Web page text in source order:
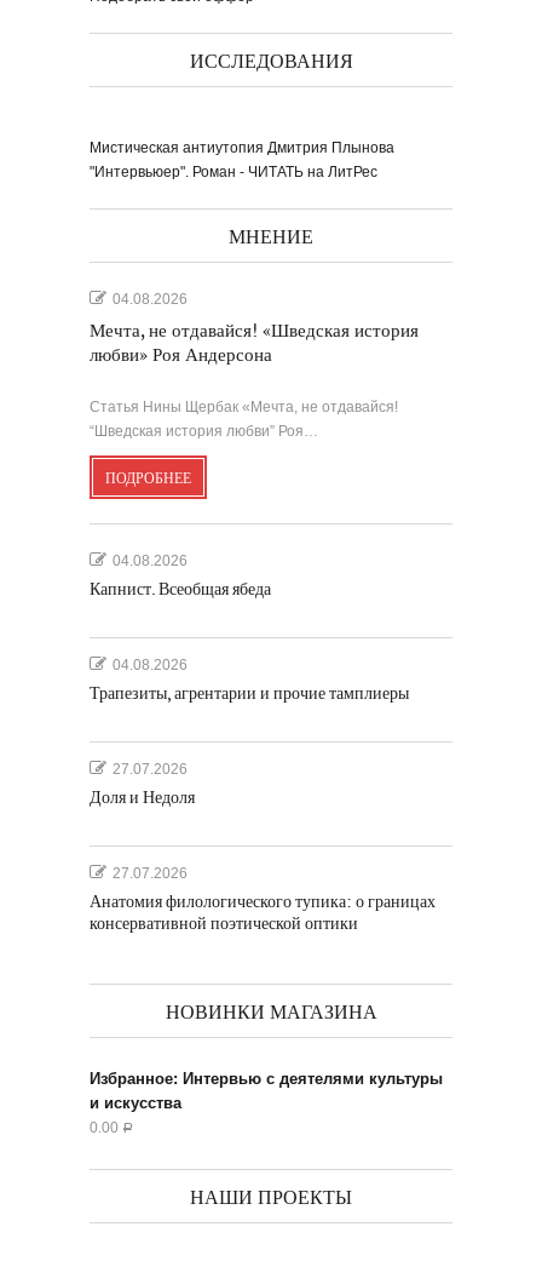
Выпуск № 1'17 журнала
Видео о рубриках и авторах Выпуска №
1'17...
Мультипликационный ролик о книге
сказок Светланы...
ИССЛЕДОВАНИЯ
Мистическая антиутопия Дмитрия Плынова
"Интервьюер". Роман - ЧИТАТЬ на ЛитРес
МНЕНИЕ
04.08.2026
Мечта, не отдавайся! «Шведская история
любви» Роя Андерсона
Статья Нины Щербак «Мечта, не отдавайся!
“Шведская история любви” Роя…
ПОДРОБНЕЕ
04.08.2026
Капнист. Всеобщая ябеда
04.08.2026
Трапезиты, агрентарии и прочие тамплиеры
27.07.2026
Доля и Недоля
27.07.2026
Анатомия филологического тупика: о границах
консервативной поэтической оптики
НОВИНКИ МАГАЗИНА
Избранное: Интервью с деятелями культуры
и искусства
0.00 Р
НАШИ ПРОЕКТЫ